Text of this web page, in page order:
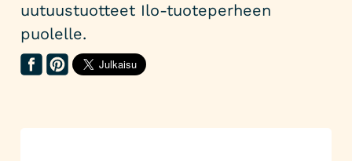
uutuustuotteet Ilo-tuoteperheen
puolelle.